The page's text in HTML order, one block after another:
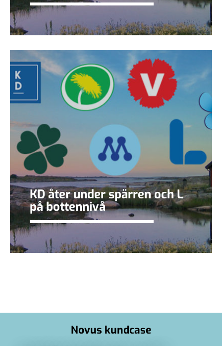
KD åter under spärren och L
på bottennivå
Novus kundcase